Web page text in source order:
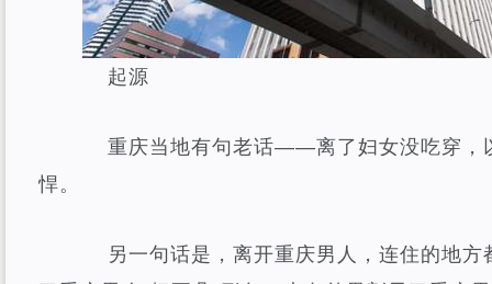
起源
重庆当地有句老话——离了妇女没吃穿，
悍。
另一句话是，离开重庆男人，连住的地方